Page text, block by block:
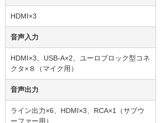
HDMI×3
音声入力
HDMI×3、USB-A×2、ユーロブロック型コネ
クタ×８（マイク用）
音声出力
ライン出力×6、HDMI×3、RCA×1（サブウ
ーファー用）